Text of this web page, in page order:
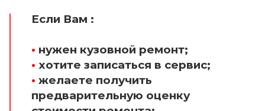
Если Вам :
• нужен кузовной ремонт;
• хотите записаться в сервис;
• желаете получить
предварительную оценку